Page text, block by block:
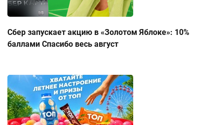
Сбер запускает акцию в «Золотом Яблоке»: 10%
баллами Спасибо весь август